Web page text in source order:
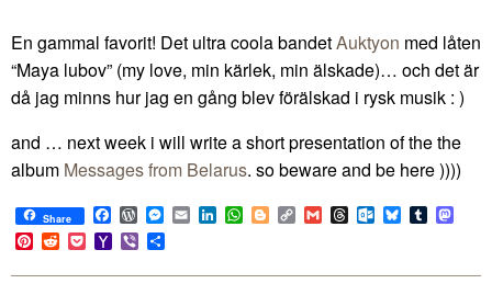
En gammal favorit! Det ultra coola bandetAuktyon med låten
“Maya lubov” (my love, min kärlek, min älskade)… och det är
då jag minns hur jag en gång blev förälskad i rysk musik : )
and … next week i will write a short presentation of the the
album Messages from Belarus. so beware and be here ))))
Share Facebook
WordPress
Messenger
EmailLinkedIn
WhatsApp
BloggerCopy
Link
GmailThreadsOutlook.com
BlueskyTumblr
Pinterest
RedditPocketYahoo
Mail
Viber